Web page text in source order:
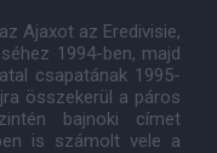
Ajaxot az Eredivisie,
1994-ben, majd
csapatának 1995-
összekerül a páros
bajnoki címet
is számolt vele a